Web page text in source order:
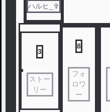
ハルヒ_✞
3
ストー
リー
8
フォ
ロワ
ー